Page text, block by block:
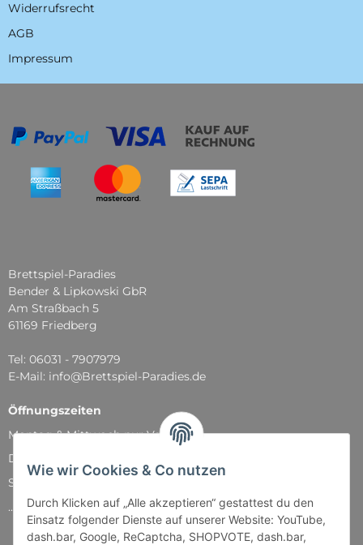
Wie wir Cookies & Co nutzen
Durch Klicken auf „Alle akzeptieren“ gestattest du den
Einsatz folgender Dienste auf unserer Website: YouTube,
dash.bar, Google, ReCaptcha, SHOPVOTE, dash.bar,
Widerrufsrecht
AGB
Impressum
Brettspiel-Paradies
Bender & Lipkowski GbR
Am Straßbach 5
61169 Friedberg
Tel: 06031 - 7907979
E-Mail: info@Brettspiel-Paradies.de
Öffnungszeiten
Montag & Mittwoch nur Versand
Dienstag, Donnerstag und Freitag: 11:00 - 18:30 Uhr
Samstag: 11:00 - 14:00 Uhr
...und natürlich während unserer Events